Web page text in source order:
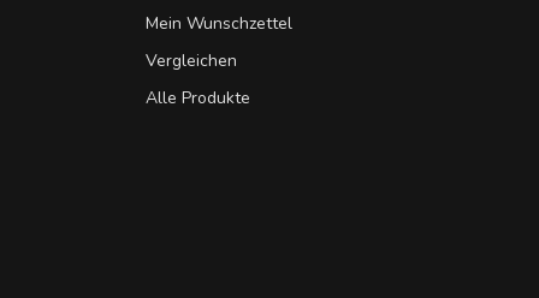
Mein Wunschzettel
Vergleichen
Alle Produkte